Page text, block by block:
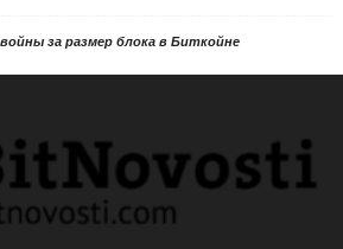
за размер блока в Биткойне